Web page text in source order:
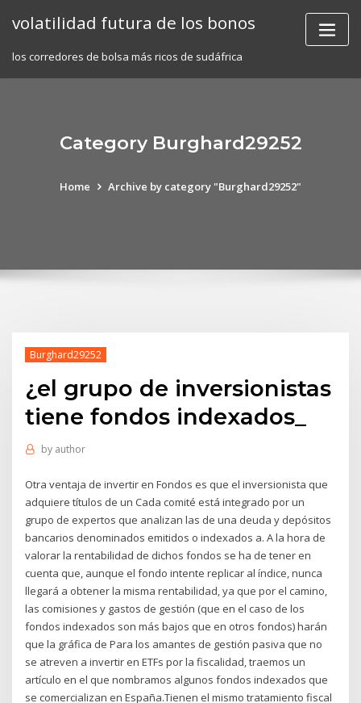
volatilidad futura de los bonos
los corredores de bolsa más ricos de sudáfrica
Category Burghard29252
Home Archive by category "Burghard29252"
Burghard29252
¿el grupo de inversionistas
tiene fondos indexados_
by author
Otra ventaja de invertir en Fondos es que el inversionista que
adquiere títulos de un Cada comité está integrado por un
grupo de expertos que analizan las de una deuda y depósitos
bancarios denominados emitidos o indexados a. A la hora de
valorar la rentabilidad de dichos fondos se ha de tener en
cuenta que, aunque el fondo intente replicar al índice, nunca
llegará a obtener la misma rentabilidad, ya que por el camino,
las comisiones y gastos de gestión (que en el caso de los
fondos indexados son más bajos que en otros fondos) harán
que la gráfica de Para los amantes de gestión pasiva que no
se atreven a invertir en ETFs por la fiscalidad, traemos un
artículo en el que nombramos algunos fondos indexados que
se comercializan en España.Tienen el mismo tratamiento fiscal